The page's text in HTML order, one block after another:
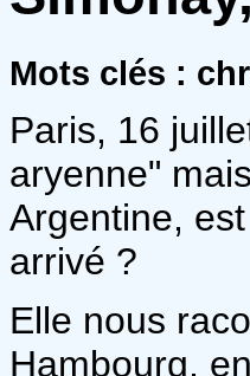
Mots clés :
Paris, 16
aryenne"
Argentine,
arrivé ?
Elle nous
Hambourg,